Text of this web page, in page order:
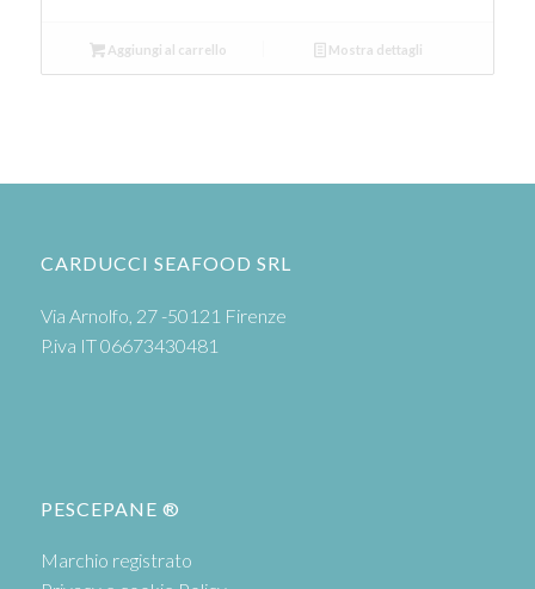
Aggiungi al carrello Mostra dettagli
CARDUCCI SEAFOOD SRL
Via Arnolfo, 27 -50121 Firenze
P.iva IT 06673430481
PESCEPANE ®
Marchio registrato